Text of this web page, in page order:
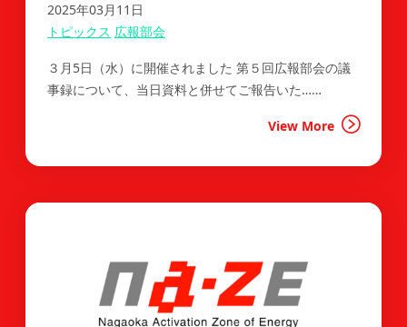
2025年03月11日
トピックス 広報部会
３月5日（水）に開催されました 第５回広報部会の議
事録について、当日資料と併せてご報告いた……
View More